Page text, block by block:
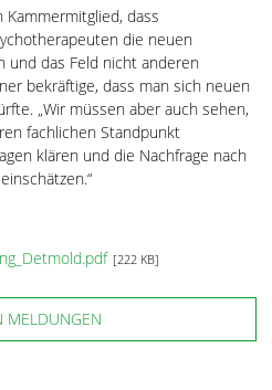
dass
die neuen
und das Feld nicht anderen
bekräftige, dass man sich neuen
„Wir müssen aber auch sehen,
fachlichen Standpunkt
klären und die Nachfrage nach
[222 KB]
MELDUNGEN